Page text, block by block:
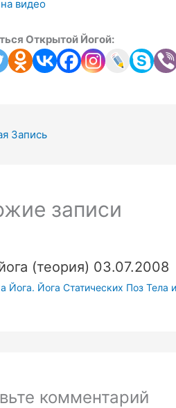
видео
Открытой Йогой:
Запись
записи
(теория) 03.07.2008
Йога. Йога Статических Поз Тела
комментарий